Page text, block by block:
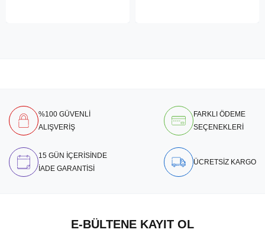
%100 GÜVENLİ
ALIŞVERİŞ
FARKLI ÖDEME
SEÇENEKLERİ
15 GÜN İÇERİSİNDE
İADE GARANTİSİ
ÜCRETSİZ KARGO
E-BÜLTENE KAYIT OL